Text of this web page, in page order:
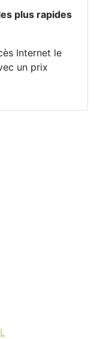
plus rapides
Internet le
un prix